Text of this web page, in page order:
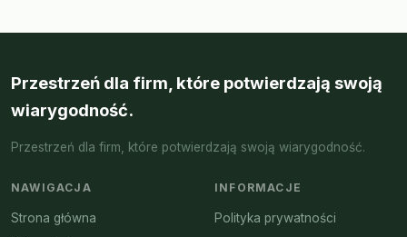
Przestrzeń dla firm, które potwierdzają swoją
wiarygodność.
Przestrzeń dla firm, które potwierdzają swoją wiarygodność.
NAWIGACJA
Strona główna
INFORMACJE
Polityka prywatności